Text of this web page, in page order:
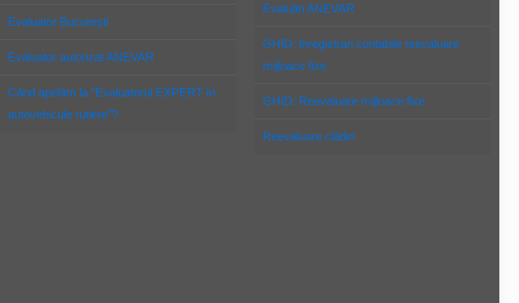
Evaluator Bucureşti
Evaluator autorizat ANEVAR
Când apelăm la “Evaluatorul EXPERT în
autovehicule rutiere”?
Evaluări ANEVAR
GHID: Inregistrari contabile reevaluare
mijloace fixe
GHID: Reevaluare mijloace fixe
Reevaluare clădiri